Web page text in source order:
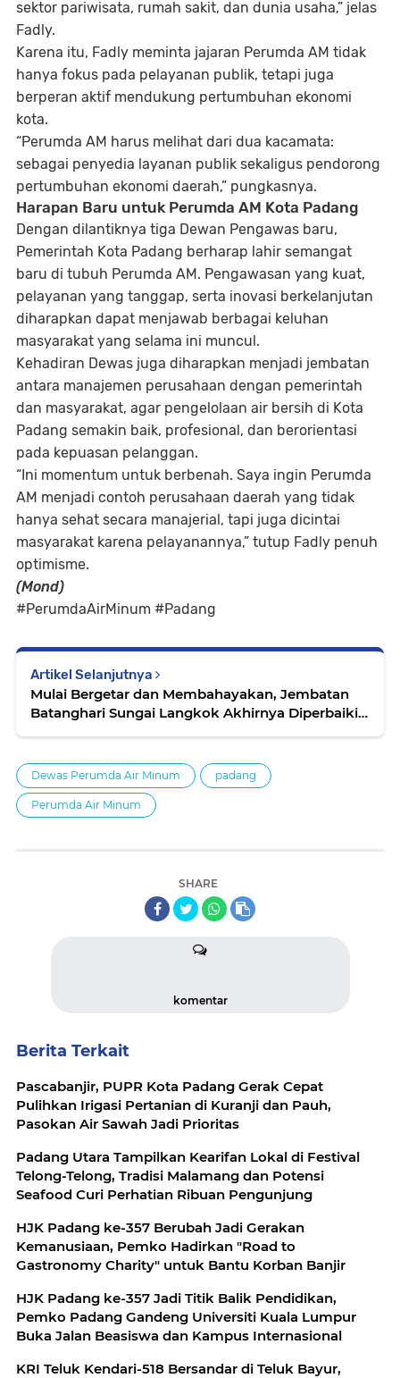
sektor pariwisata, rumah sakit, dan dunia usaha,” jelas
Fadly.
Karena itu, Fadly meminta jajaran Perumda AM tidak
hanya fokus pada pelayanan publik, tetapi juga
berperan aktif mendukung pertumbuhan ekonomi
kota.
“Perumda AM harus melihat dari dua kacamata:
sebagai penyedia layanan publik sekaligus pendorong
pertumbuhan ekonomi daerah,” pungkasnya.
Harapan Baru untuk Perumda AM Kota Padang
Dengan dilantiknya tiga Dewan Pengawas baru,
Pemerintah Kota Padang berharap lahir semangat
baru di tubuh Perumda AM. Pengawasan yang kuat,
pelayanan yang tanggap, serta inovasi berkelanjutan
diharapkan dapat menjawab berbagai keluhan
masyarakat yang selama ini muncul.
Kehadiran Dewas juga diharapkan menjadi jembatan
antara manajemen perusahaan dengan pemerintah
dan masyarakat, agar pengelolaan air bersih di Kota
Padang semakin baik, profesional, dan berorientasi
pada kepuasan pelanggan.
“Ini momentum untuk berbenah. Saya ingin Perumda
AM menjadi contoh perusahaan daerah yang tidak
hanya sehat secara manajerial, tapi juga dicintai
masyarakat karena pelayanannya,” tutup Fadly penuh
optimisme.
(Mond)
#PerumdaAirMinum #Padang
Artikel Selanjutnya
Mulai Bergetar dan Membahayakan, Jembatan
Batanghari Sungai Langkok Akhirnya Diperbaiki
Dewas Perumda Air Minum padang
Perumda Air Minum
SHARE
komentar
Berita Terkait
Pascabanjir, PUPR Kota Padang Gerak Cepat
Pulihkan Irigasi Pertanian di Kuranji dan Pauh,
Pasokan Air Sawah Jadi Prioritas
Padang Utara Tampilkan Kearifan Lokal di Festival
Telong-Telong, Tradisi Malamang dan Potensi
Seafood Curi Perhatian Ribuan Pengunjung
HJK Padang ke-357 Berubah Jadi Gerakan
Kemanusiaan, Pemko Hadirkan "Road to
Gastronomy Charity" untuk Bantu Korban Banjir
HJK Padang ke-357 Jadi Titik Balik Pendidikan,
Pemko Padang Gandeng Universiti Kuala Lumpur
Buka Jalan Beasiswa dan Kampus Internasional
KRI Teluk Kendari-518 Bersandar di Teluk Bayur,